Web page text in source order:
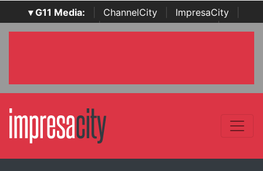
▾ G11 Media: ChannelCity ImpresaCity
SecurityOpenLab | Italian Channel Awards | Italian